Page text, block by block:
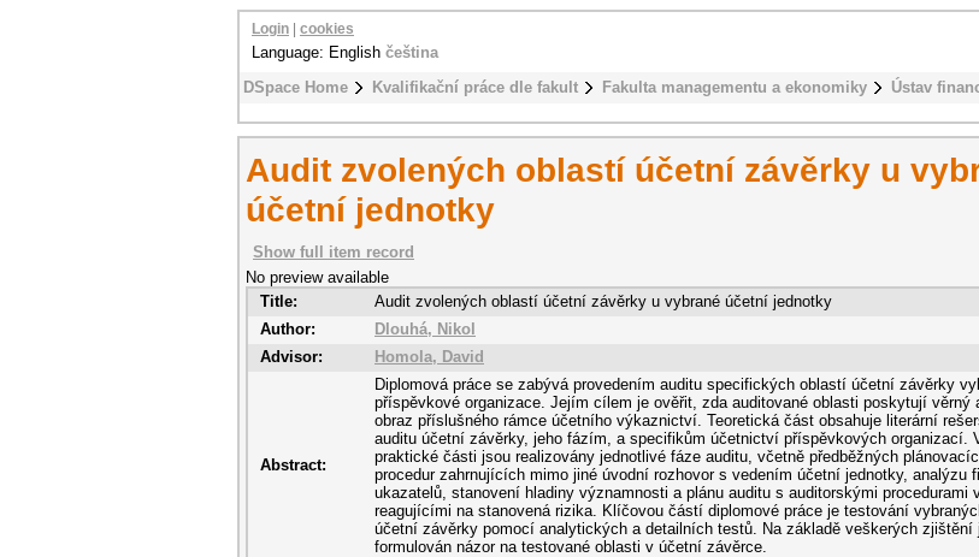
DSpace Home Kvalifikační práce dle fakult Fakulta managementu a ekonomiky Ústav
Login cookies
Language: English čeština
Audit zvolených oblastí účetní závěrky u
účetní jednotky
Show full item record
No preview available
Title:
Audit zvolených oblastí účetní závěrky u vybrané účetní jednotky
Author:
Dlouhá, Nikol
Advisor:
Homola, David
Abstract:
Diplomová práce se zabývá provedením auditu specifických oblastí účetní závěrky
příspěvkové organizace. Jejím cílem je ověřit, zda auditované oblasti poskytují věrný
obraz příslušného rámce účetního výkaznictví. Teoretická část obsahuje literární
auditu účetní závěrky, jeho fázím, a specifikům účetnictví příspěvkových organizací.
praktické části jsou realizovány jednotlivé fáze auditu, včetně předběžných
procedur zahrnujících mimo jiné úvodní rozhovor s vedením účetní jednotky, analýzu
ukazatelů, stanovení hladiny významnosti a plánu auditu s auditorskými procedurami
reagujícími na stanovená rizika. Klíčovou částí diplomové práce je testování
účetní závěrky pomocí analytických a detailních testů. Na základě veškerých zjištění
formulován názor na testované oblasti v účetní závěrce.